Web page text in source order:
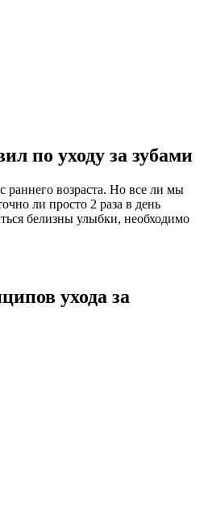
по уходу за зубами
раннего возраста. Но все ли мы
ли просто 2 раза в день
белизны улыбки, необходимо
ухода за